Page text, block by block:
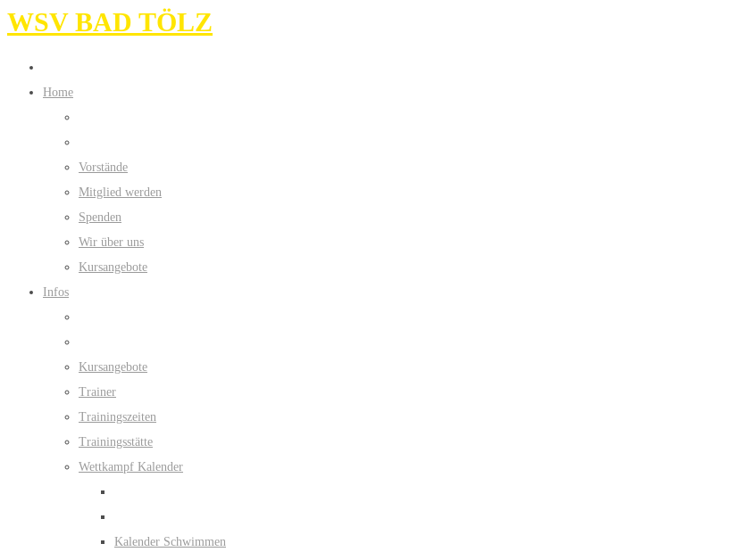
WSV BAD TÖLZ
Home
Vorstände
Mitglied werden
Spenden
Wir über uns
Kursangebote
Infos
Kursangebote
Trainer
Trainingszeiten
Trainingsstätte
Wettkampf Kalender
Kalender Schwimmen